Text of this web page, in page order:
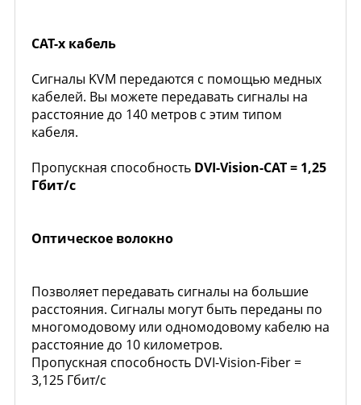
CAT-х кабель
Сигналы KVM передаются с помощью медных
кабелей. Вы можете передавать сигналы на
расстояние до 140 метров с этим типом
кабеля.
Пропускная способность DVI-Vision-CAT = 1,25
Гбит/с
Оптическое волокно
Позволяет передавать сигналы на большие
расстояния. Сигналы могут быть переданы по
многомодовому или одномодовому кабелю на
расстояние до 10 километров.
Пропускная способность DVI-Vision-Fiber =
3,125 Гбит/с